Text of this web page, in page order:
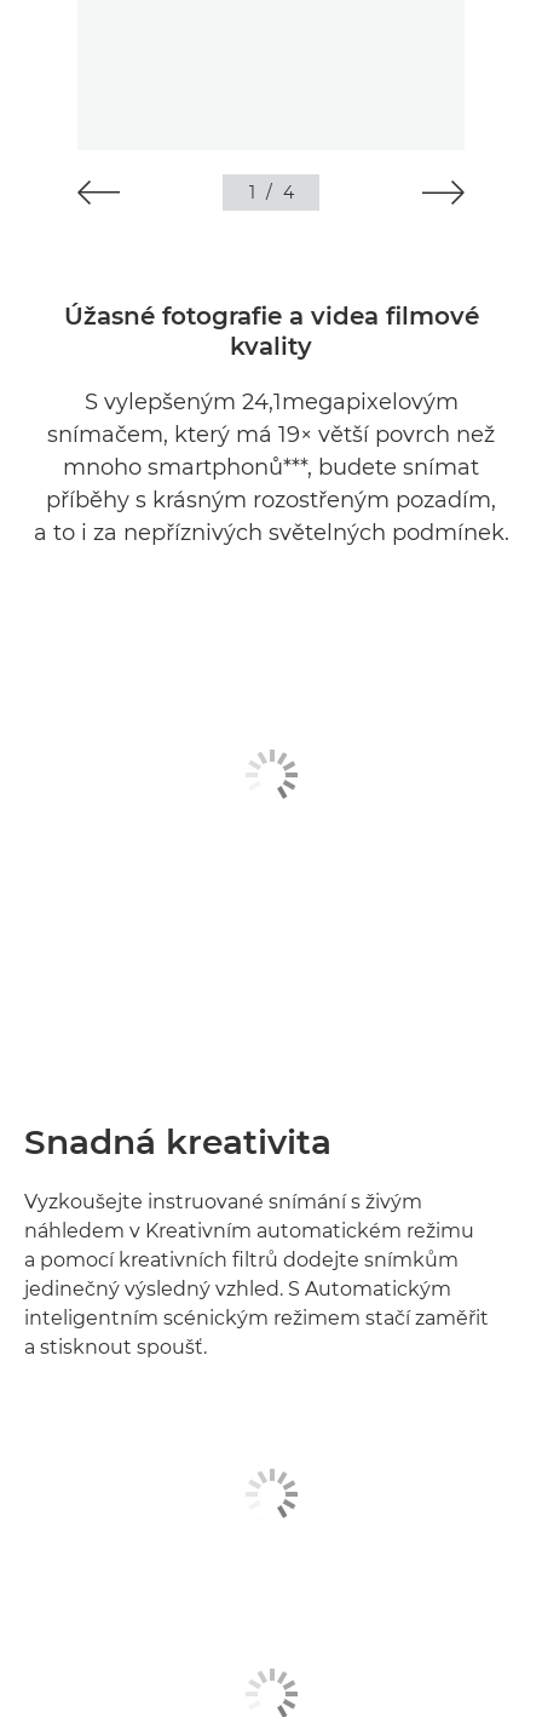
1 / 4
Úžasné fotografie a videa filmové
kvality
S vylepšeným 24,1megapixelovým
snímačem, který má 19× větší povrch než
mnoho smartphonů***, budete snímat
příběhy s krásným rozostřeným pozadím,
a to i za nepříznivých světelných podmínek.
Snadná kreativita
Vyzkoušejte instruované snímání s živým
náhledem v Kreativním automatickém režimu
a pomocí kreativních filtrů dodejte snímkům
jedinečný výsledný vzhled. S Automatickým
inteligentním scénickým režimem stačí zaměřit
a stisknout spoušť.